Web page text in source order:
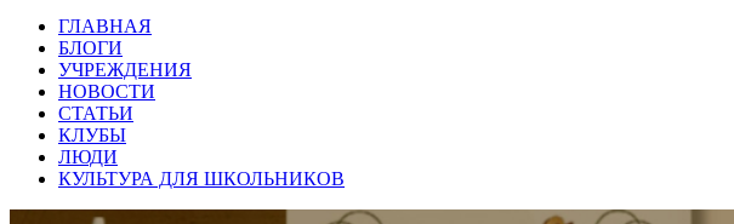
ГЛАВНАЯ
БЛОГИ
УЧРЕЖДЕНИЯ
НОВОСТИ
СТАТЬИ
КЛУБЫ
ЛЮДИ
КУЛЬТУРА ДЛЯ ШКОЛЬНИКОВ